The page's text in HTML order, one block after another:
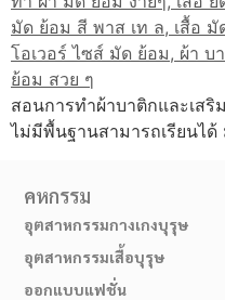
สอนการทำผ้าบาติกและเส
ไม่มีพื้นฐานสามารถเรียนได้
คหกรรม
อุตสาหกรรมกางเกงบุรุษ
อุตสาหกรรมเสื้อบุรุษ
ออกแบบแฟชั่น